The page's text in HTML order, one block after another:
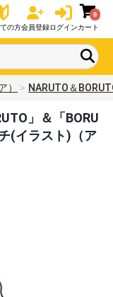
の方会員登録ログイン
0
カート
） NARUTO＆
」＆「BORU
(イラスト)（ア